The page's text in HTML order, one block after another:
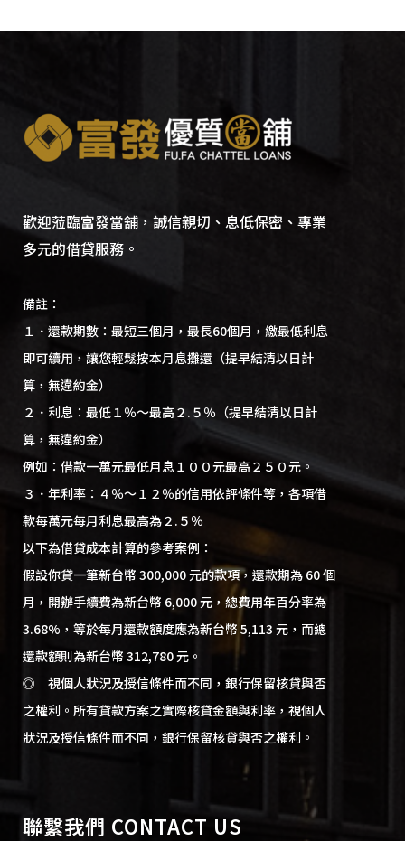
歡迎蒞臨富發當舖，誠信親切、息低保密、專業
多元的借貸服務。
備註：
１．還款期數：最短三個月，最長60個月，繳最低利息
即可續用，讓您輕鬆按本月息攤還（提早結清以日計
算，無違約金）
２．利息：最低１％～最高２.５％（提早結清以日計
算，無違約金）
例如：借款一萬元最低月息１００元最高２５０元。
３．年利率：４％～１２％的信用依評條件等，各項借
款每萬元每月利息最高為２.５％
以下為借貸成本計算的參考案例：
假設你貸一筆新台幣 300,000 元的款項，還款期為 60 個
月，開辦手續費為新台幣 6,000 元，總費用年百分率為
3.68%，等於每月還款額度應為新台幣 5,113 元，而總
還款額則為新台幣 312,780 元。
◎ 視個人狀況及授信條件而不同，銀行保留核貸與否
之權利。所有貸款方案之實際核貸金額與利率，視個人
狀況及授信條件而不同，銀行保留核貸與否之權利。
聯繫我們 CONTACT US